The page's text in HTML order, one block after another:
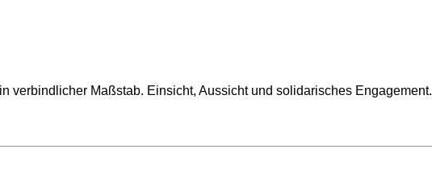
verbindlicher Maßstab. Einsicht, Aussicht und solidarisches Engagement.